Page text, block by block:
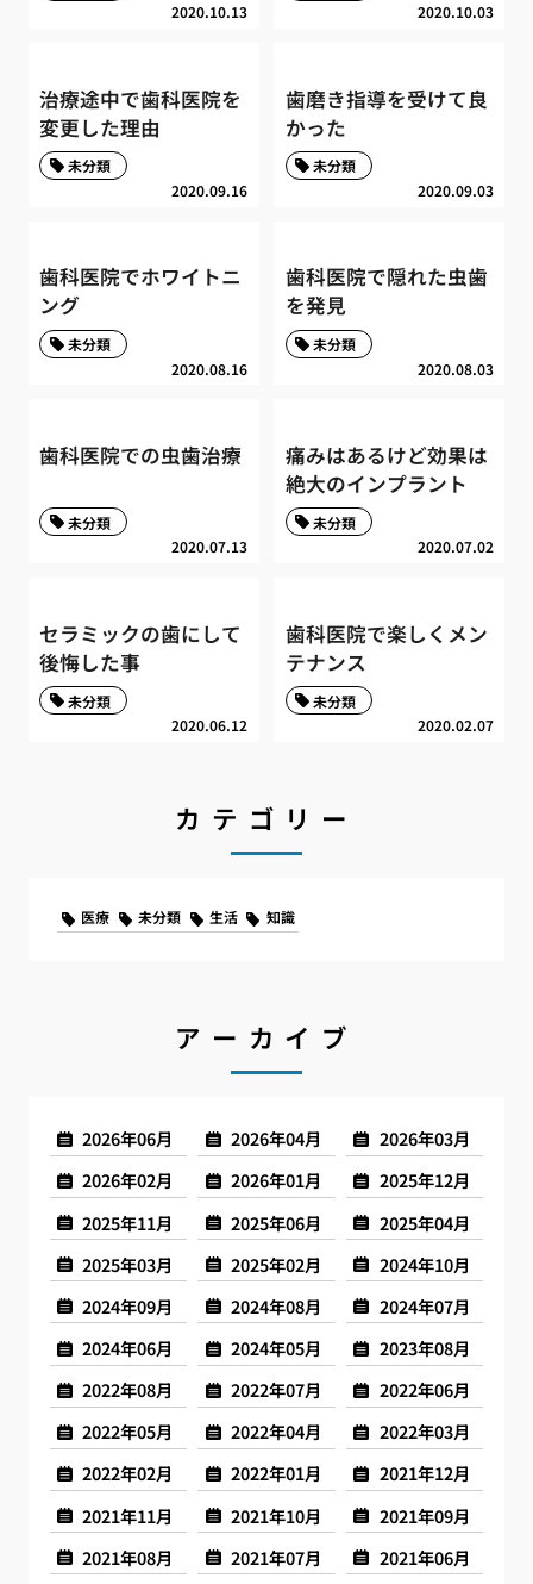
2020.10.13 2020.10.03
治療途中で歯科医院を
変更した理由
2020.09.16
未分類
歯磨き指導を受けて良
かった
2020.09.03
未分類
歯科医院でホワイトニ
ング
2020.08.16
未分類
歯科医院で隠れた虫歯
を発見
2020.08.03
未分類
歯科医院での虫歯治療
2020.07.13
未分類
痛みはあるけど効果は
絶大のインプラント
2020.07.02
未分類
セラミックの歯にして
後悔した事
2020.06.12
未分類
歯科医院で楽しくメン
テナンス
2020.02.07
未分類
カテゴリー
医療 未分類 生活 知識
アーカイブ
2026年06月 2026年04月
2026年03月
2026年02月
2026年01月
2025年12月
2025年11月
2025年06月
2025年04月
2025年03月
2025年02月
2024年10月
2024年09月
2024年08月
2024年07月
2024年06月
2024年05月
2023年08月
2022年08月
2022年07月
2022年06月
2022年05月
2022年04月
2022年03月
2022年02月
2022年01月
2021年12月
2021年11月
2021年10月
2021年09月
2021年08月
2021年07月 2021年06月